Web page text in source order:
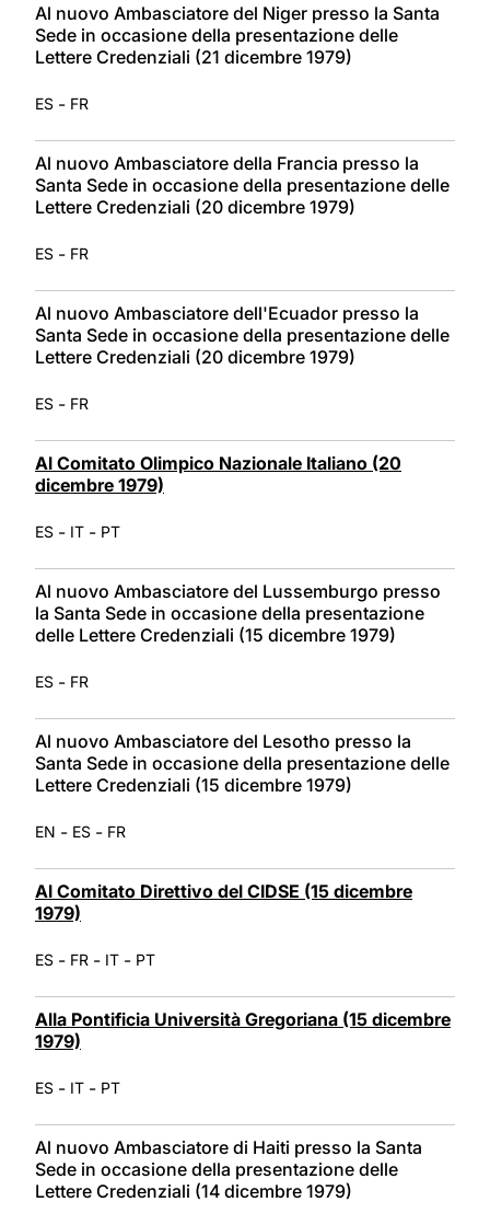
Al nuovo Ambasciatore del Niger presso la Santa
Sede in occasione della presentazione delle
Lettere Credenziali (21 dicembre 1979)
ES - FR
Al nuovo Ambasciatore della Francia presso la
Santa Sede in occasione della presentazione delle
Lettere Credenziali (20 dicembre 1979)
ES - FR
Al nuovo Ambasciatore dell'Ecuador presso la
Santa Sede in occasione della presentazione delle
Lettere Credenziali (20 dicembre 1979)
ES - FR
Al Comitato Olimpico Nazionale Italiano (20
dicembre 1979)
ES - IT - PT
Al nuovo Ambasciatore del Lussemburgo presso
la Santa Sede in occasione della presentazione
delle Lettere Credenziali (15 dicembre 1979)
ES - FR
Al nuovo Ambasciatore del Lesotho presso la
Santa Sede in occasione della presentazione delle
Lettere Credenziali (15 dicembre 1979)
EN - ES - FR
Al Comitato Direttivo del CIDSE (15 dicembre
1979)
ES - FR - IT - PT
Alla Pontificia Università Gregoriana (15 dicembre
1979)
ES - IT - PT
Al nuovo Ambasciatore di Haiti presso la Santa
Sede in occasione della presentazione delle
Lettere Credenziali (14 dicembre 1979)